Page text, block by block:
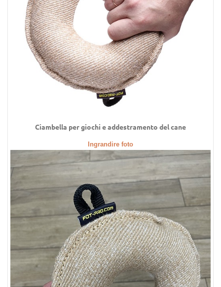
Ciambella per giochi e addestramento del cane
Ingrandire foto